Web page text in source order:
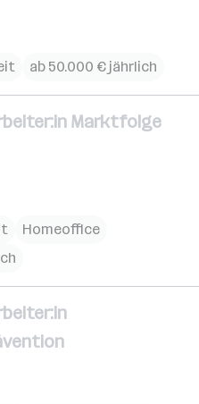
ab 50.000 € jährlich
Marktfolge
Homeoffice